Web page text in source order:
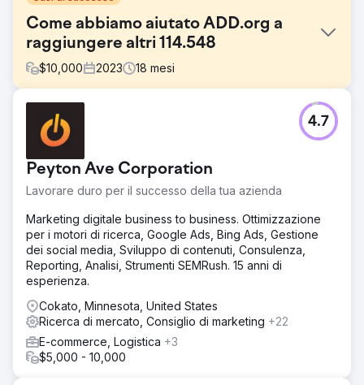
Come abbiamo aiutato ADD.org a
raggiungere altri 114.548
$10,000 2023 18 mesi
Milioni di persone cercano aiuto online per il loro ADHD e
l'ADDA non è stato trovato dal 99,9% di queste persone,
non per mancanza di autorità, ma perché non potevano
competere con chi aveva una strategia SEO. Ciò
significava che la voce genuina dell’ADDA veniva
eclissata dalle aziende orientate al profitto.
Soluzione
Strategia dei contenuti: dall'analisi all'esecuzione 1. Parole
chiave e mappatura delle conversioni 2. Targeting dei
collegamenti interni, pulizia dei contenuti e lavoro sulla
pagina 3 Ingegneria inversa e snippet in primo piano
vincenti 4. Linee guida EEAT implementate
Risultato
Nel giro di 12 mesi, la portata organica di ADD.org è salita
alle stelle: - Aumento del 233% nel traffico di ricerca
Peyton Ave Corporation
Lavorare duro per il successo della tua azienda
4.7
Marketing digitale business to business. Ottimizzazione
per i motori di ricerca, Google Ads, Bing Ads, Gestione
dei social media, Sviluppo di contenuti, Consulenza,
Reporting, Analisi, Strumenti SEMRush. 15 anni di
esperienza.
Cokato, Minnesota, United States
Ricerca di mercato, Consiglio di marketing +22
E-commerce, Logistica +3
$5,000 - 10,000